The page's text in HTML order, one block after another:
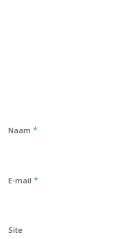
Naam *
E-mail *
Site